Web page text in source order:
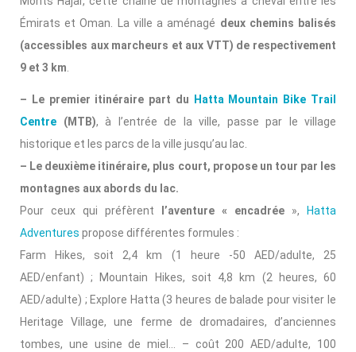
Émirats et Oman. La ville a aménagé deux chemins balisés
(accessibles aux marcheurs et aux VTT) de respectivement
9 et 3 km.
– Le premier itinéraire part du
Hatta Mountain Bike Trail
Centre (MTB), à l’entrée de la ville, passe par le village
historique et les parcs de la ville jusqu’au lac.
– Le deuxième itinéraire, plus court, propose un tour par les
montagnes aux abords du lac.
Pour ceux qui préfèrent
l’aventure « encadrée »,
Hatta
Adventures propose différentes formules :
Farm Hikes, soit 2,4 km (1 heure -50 AED/adulte, 25
AED/enfant) ; Mountain Hikes, soit 4,8 km (2 heures, 60
AED/adulte) ; Explore Hatta (3 heures de balade pour visiter le
Heritage Village, une ferme de dromadaires, d’anciennes
tombes, une usine de miel… – coût 200 AED/adulte, 100